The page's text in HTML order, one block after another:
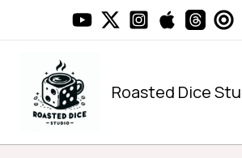
Roasted Dice